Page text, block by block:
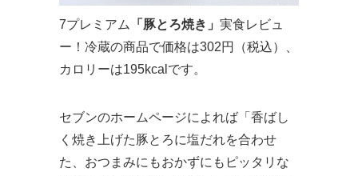
7プレミアム 「豚とろ焼き」 実食レビュ
ー！冷蔵の商品で価格は302円（税込）、
カロリーは195kcalです。
セブンのホームページによれば「香ばし
く焼き上げた豚とろに塩だれを合わせ
た、おつまみにもおかずにもピッタリな